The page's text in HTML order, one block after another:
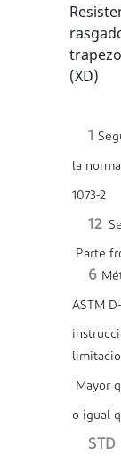
(XD)
1
la
1073-2
12
Parte
6
ASTM
Mayor
o igual
STD